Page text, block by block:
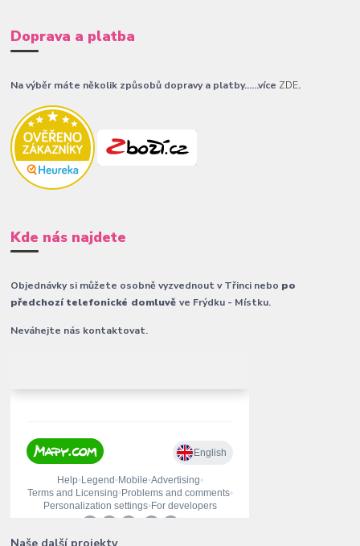
Doprava a platba
Na výběr máte několik způsobů dopravy a platby......více ZDE.
Kde nás najdete
Objednávky si můžete osobně vyzvednout v Třinci nebo po
předchozí telefonické domluvěve Frýdku - Místku.
Neváhejte nás kontaktovat.